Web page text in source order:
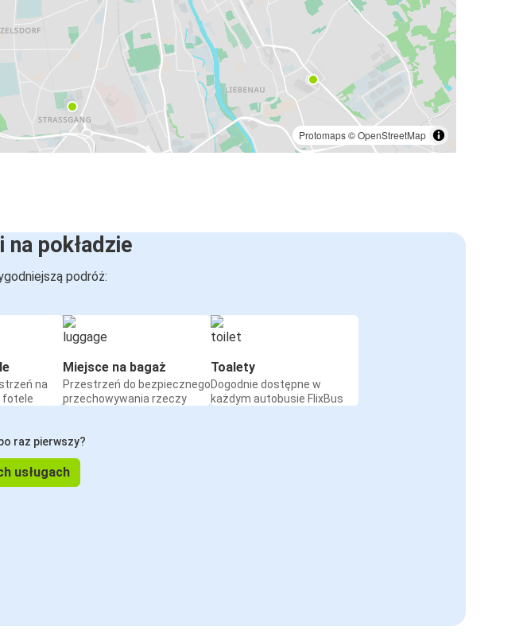
Protomaps©OpenStreetMap
na pokładzie
podróż:
na
fotele
Miejsce na bagaż
Przestrzeń do bezpiecznego
przechowywania rzeczy
Toalety
Dogodnie dostępne w
każdym autobusie FlixBus
raz pierwszy?
usługach